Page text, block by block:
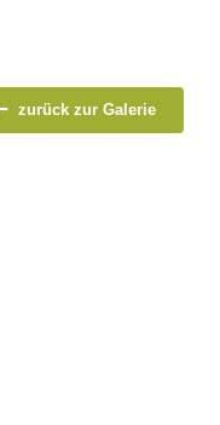
zurück zur Galerie